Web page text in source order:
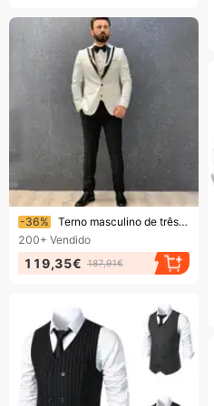
Terminando em breve!
-36%
Terno masculino de três peças, padrinho de casamento, vestido de banquete justo
200+ Vendido
119,35€ 187,91€